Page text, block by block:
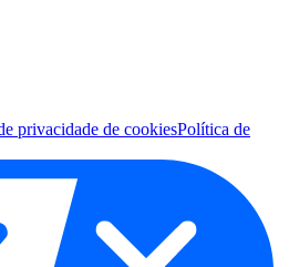
privacidade de cookiesPolítica de